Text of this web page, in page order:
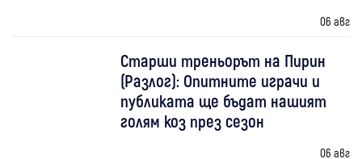
06 авг
Старши треньорът на Пирин
(Разлог): Опитните играчи и
публиката ще бъдат нашият
голям коз през сезон
06 авг